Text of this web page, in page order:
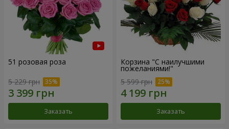
51 розовая роза
5 229 грн
Заказать
Корзина "С наилучшими
пожеланиями!"
5 599 грн
Заказать